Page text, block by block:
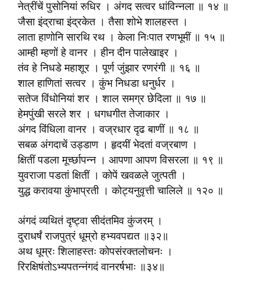
नेत्रींचें पुसोनियां रुधिर । अंगद सत्वर धांविन्नला ॥ १४ ॥
जैसा इंद्राचा इंद्रकेत । तैसा शोभे शालहस्त ।
लाता हाणोनि सारथि रथ । केला निःपात रणभूमीं ॥ १५ ॥
आम्ही म्हणों हे वानर । हीन दीन पालेखाइर ।
तंव हे निधडे महाशूर । पूर्ण जुंझार रणरंगी ॥ १६ ॥
शाल हाणितां सत्वर । कुंभ निधडा धनुर्धर ।
सतेज विंधोनियां शर । शाल समग्र छेदिला ॥ १७ ॥
हेमपुंखी सरले शर । धगधगीत तेजाकार ।
अंगद विंधिला वानर । वज्रधार दृढ बाणीं ॥ १८ ॥
सबळ अंगदाचें उड्डाण । हृदयीं भेदतां वज्रबाण ।
क्षितीं पडला मूर्च्छापन्न । आपणा आपण विसरला ॥ १९ ॥
युवराजा पडतां क्षितीं । कोपें खवळले जुत्पती ।
युद्ध करावया कुंभाप्रती । कोट्यनुवृत्ती चालिले ॥ १२० ॥
अंगदं व्यथितं दृष्ट्वा सीदंतमिव कुंजरम् ।
दुराधर्षं राजपुत्रं धूम्रो हभ्यवपद्यत ॥३२॥
अथ धूम्रः शिलाहस्तः कोपसंरक्तलोचनः ।
रिरक्षिषंतोऽभ्यपतन्नंगदं वानरर्षभाः ॥३४॥